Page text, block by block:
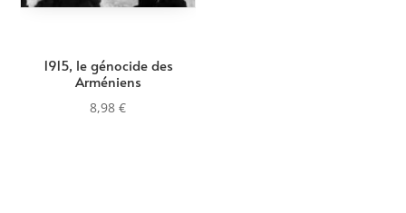
1915, le génocide des
Arméniens
8,98€